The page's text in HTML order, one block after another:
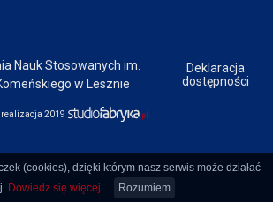
Nauk Stosowanych im.
w Lesznie
Deklaracja
dostępności
realizacja 2019
(cookies), dzięki którym nasz serwis może działać
Dowiedz się więcej Rozumiem